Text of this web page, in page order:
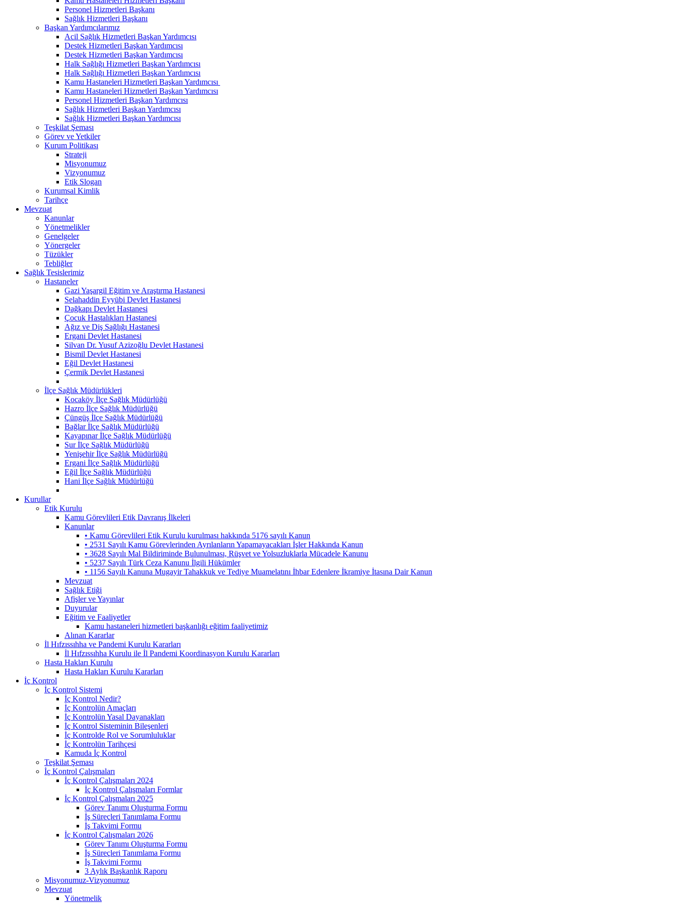
Personel Hizmetleri Başkanı
Sağlık Hizmetleri Başkanı
Başkan Yardımcılarımız
Acil Sağlık Hizmetleri Başkan Yardımcısı
Destek Hizmetleri Başkan Yardımcısı
Destek Hizmetleri Başkan Yardımcısı
Halk Sağlığı Hizmetleri Başkan Yardımcısı
Halk Sağlığı Hizmetleri Başkan Yardımcısı
Kamu Hastaneleri Hizmetleri Başkan Yardımcısı ​
Kamu Hastaneleri Hizmetleri Başkan Yardımcısı
Personel Hizmetleri Başkan Yardımcısı
Sağlık Hizmetleri Başkan Yardımcısı
Sağlık Hizmetleri Başkan Yardımcısı
Teşkilat Şeması
Görev ve Yetkiler
Kurum Politikası
Strateji
Misyonumuz
Vizyonumuz
Etik Slogan
Kurumsal Kimlik
Tarihçe
Mevzuat
Kanunlar
Yönetmelikler
Genelgeler
Yönergeler
Tüzükler
Tebliğler
Sağlık Tesislerimiz
Hastaneler
Gazi Yaşargil Eğitim ve Araştırma Hastanesi
Selahaddin Eyyübi Devlet Hastanesi
Dağkapı Devlet Hastanesi
Çocuk Hastalıkları Hastanesi
Ağız ve Diş Sağlığı Hastanesi
Ergani Devlet Hastanesi
Silvan Dr. Yusuf Azizoğlu Devlet Hastanesi
Bismil Devlet Hastanesi
Eğil Devlet Hastanesi
Çermik Devlet Hastanesi
İlçe Sağlık Müdürlükleri
Kocaköy İlçe Sağlık Müdürlüğü
Hazro İlçe Sağlık Müdürlüğü
Çüngüş İlçe Sağlık Müdürlüğü
Bağlar İlçe Sağlık Müdürlüğü
Kayapınar İlçe Sağlık Müdürlüğü
Sur İlçe Sağlık Müdürlüğü
Yenişehir İlçe Sağlık Müdürlüğü
Ergani İlçe Sağlık Müdürlüğü
Eğil İlçe Sağlık Müdürlüğü
Hani İlçe Sağlık Müdürlüğü
Kurullar
Etik Kurulu
Kamu Görevlileri Etik Davranış İlkeleri
Kanunlar
• Kamu Görevlileri Etik Kurulu kurulması hakkında 5176 sayılı Kanun
• 2531 Sayılı Kamu Görevlerinden Ayrılanların Yapamayacakları İşler Hakkında Kanun
• 3628 Sayılı Mal Bildiriminde Bulunulması, Rüşvet ve Yolsuzluklarla Mücadele Kanunu
• 5237 Sayılı Türk Ceza Kanunu İlgili Hükümler
• 1156 Sayılı Kanuna Mugayir Tahakkuk ve Tediye Muamelatını İhbar Edenlere İkramiye İtasına Dair Kanun
Mevzuat
Sağlık Etiği
Afişler ve Yayınlar
Duyurular
Eğitim ve Faaliyetler
Kamu hastaneleri hizmetleri başkanlığı eğitim faaliyetimiz
Alınan Kararlar
İl Hıfzıssıhha ve Pandemi Kurulu Kararları
İl Hıfzıssıhha Kurulu ile İl Pandemi Koordinasyon Kurulu Kararları
Hasta Hakları Kurulu
Hasta Hakları Kurulu Kararları
İç Kontrol
İç Kontrol Sistemi
İç Kontrol Nedir?
İç Kontrolün Amaçları
İç Kontrolün Yasal Dayanakları
İç Kontrol Sisteminin Bileşenleri
İç Kontrolde Rol ve Sorumluluklar
İç Kontrolün Tarihçesi
Kamuda İç Kontrol
Teşkilat Şeması
İç Kontrol Çalışmaları
İç Kontrol Çalışmaları 2024
İç Kontrol Çalışmaları Formlar
İç Kontrol Çalışmaları 2025
Görev Tanımı Oluşturma Formu
İş Süreçleri Tanımlama Formu
İş Takvimi Formu
İç Kontrol Çalışmaları 2026
Görev Tanımı Oluşturma Formu
İş Süreçleri Tanımlama Formu
İş Takvimi Formu
3 Aylık Başkanlık Raporu
Misyonumuz-Vizyonumuz
Mevzuat
Yönetmelik